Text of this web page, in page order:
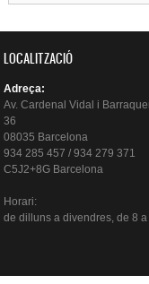
LOCALITZACIÓ
Adreça:
Av. Cardenal Vidal i
36
08035 Barcelona
934 285 457 / 934 279 371
C5J2+8G Barcelona
Horari:
de dillunsa divendres, de 8